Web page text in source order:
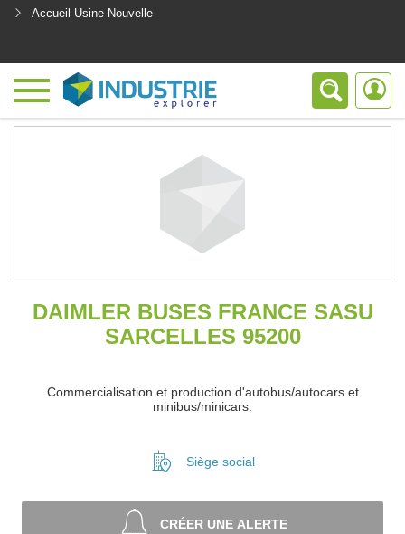
Accueil Usine Nouvelle
DAIMLER BUSES FRANCE SASU
SARCELLES 95200
Commercialisation et production d'autobus/autocars et
minibus/minicars.
Siège social
CRÉER UNE ALERTE